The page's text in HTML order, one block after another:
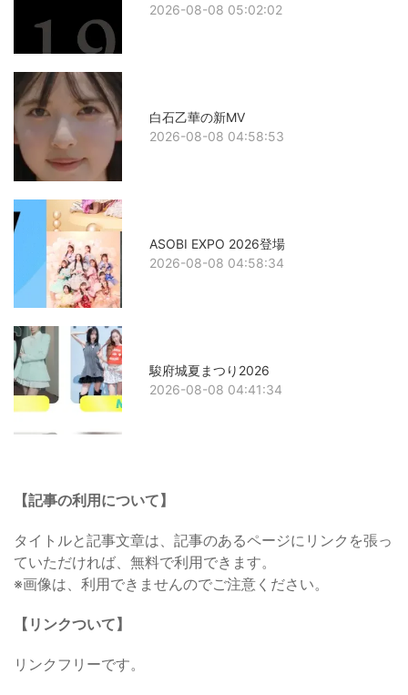
2026-08-08 05:02:02
白石乙華の新MV
2026-08-08 04:58:53
ASOBI EXPO 2026登場
2026-08-08 04:58:34
駿府城夏まつり2026
2026-08-08 04:41:34
【記事の利用について】
タイトルと記事文章は、記事のあるページにリンクを張っ
ていただければ、無料で利用できます。
※画像は、利用できませんのでご注意ください。
【リンクついて】
リンクフリーです。